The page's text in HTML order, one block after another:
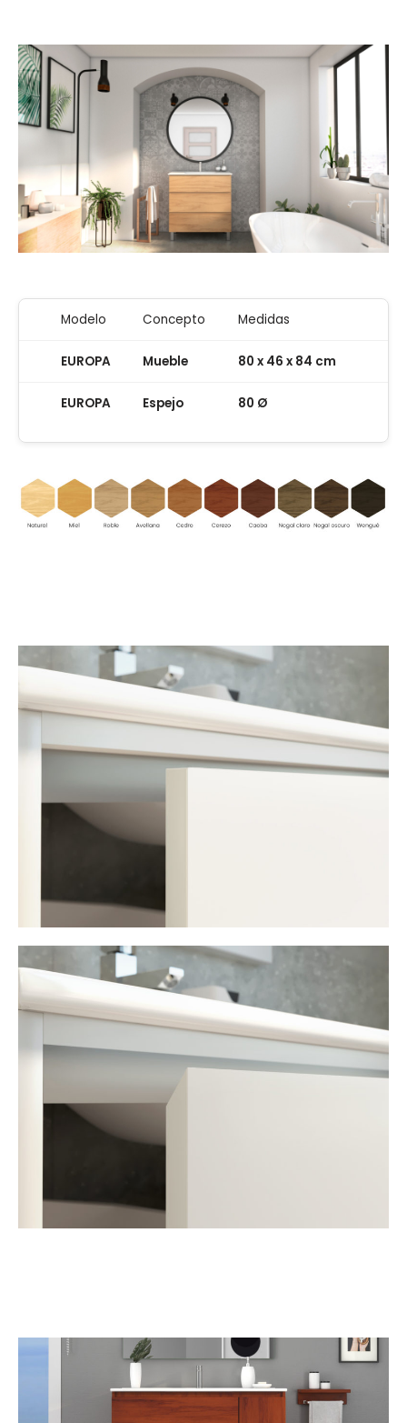
Modelo Concepto Medidas
EUROPA Mueble 80 x 46 x 84 cm
EUROPA Espejo 80 Ø